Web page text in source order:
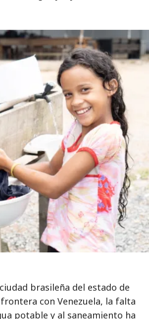
brasileña del estado de
con Venezuela, la falta
potable y al saneamiento ha